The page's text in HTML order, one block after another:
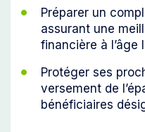
Préparer un
assurant une
financière à l’âge
Protéger ses
versement de
bénéficiaires